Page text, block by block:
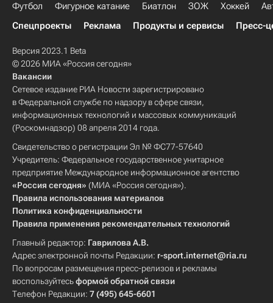
Футбол Фигурное катание Биатлон ЗОЖ Хоккей
Спецпроекты
Реклама Продукты и сервисы Пресс-
Версия 2023.1 Beta
© 2026 МИА «Россия сегодня»
Вакансии
Сетевое издание РИА Новости зарегистрировано
в Федеральной службе по надзору в сфере связи,
информационных технологий и массовых коммуникаций
(Роскомнадзор) 08 апреля 2014 года.
Свидетельство о регистрации Эл № ФС77-57640
Учредитель: Федеральное государственное унитарное
предприятие Международное информационное агентство
«Россия сегодня» (МИА «Россия сегодня»).
Правила использования материалов
Политика конфиденциальности
Правила применения рекомендательных технологий
Главный редактор: Гаврилова А.В.
Адрес электронной почты Редакции: r-sport.internet@ria.ru
По вопросам размещения пресс-релизов и рекламы
воспользуйтесьформой обратной связи
Телефон Редакции: 7 (495) 645-6601